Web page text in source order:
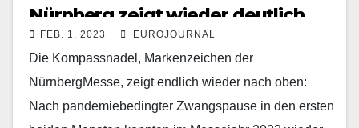
Nürnberg zeigt wieder deutlich
nach oben
FEB. 1, 2023 EUROJOURNAL
Die Kompassnadel, Markenzeichen der
NürnbergMesse, zeigt endlich wieder nach oben:
Nach pandemiebedingter Zwangspause in den ersten